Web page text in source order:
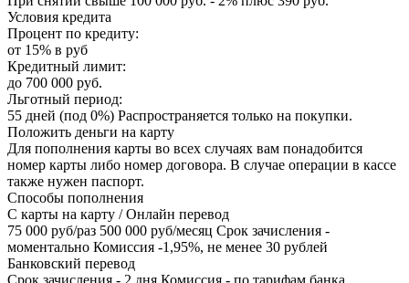
Условия кредита
Процент по кредиту:
от 15% в руб
Кредитный лимит:
до 700 000 руб.
Льготный период:
55 дней (под 0%) Распространяется только на покупки.
Положить деньги на карту
Для пополнения карты во всех случаях вам понадобится
номер карты либо номер договора. В случае операции в кассе
также нужен паспорт.
Способы пополнения
С карты на карту / Онлайн перевод
75 000 руб/раз 500 000 руб/месяц Срок зачисления -
моментально Комиссия -1,95%, не менее 30 рублей
Банковский перевод